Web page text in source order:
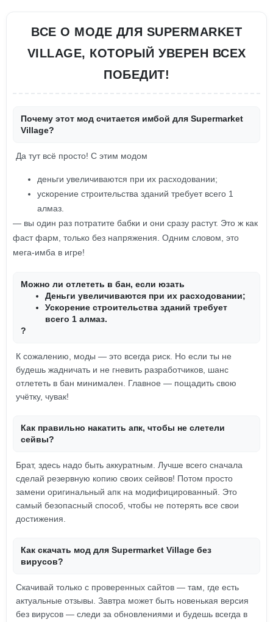
ВСЕ О МОДЕ ДЛЯ SUPERMARKET
VILLAGE, КОТОРЫЙ УВЕРЕН ВСЕХ
ПОБЕДИТ!
Почему этот мод считается имбой для Supermarket
Village?
Да тут всё просто! С этим модом
деньги увеличиваются при их расходовании;
ускорение строительства зданий требует всего 1
алмаз.
— вы один раз потратите бабки и они сразу растут. Это ж как
фаст фарм, только без напряжения. Одним словом, это
мега-имба в игре!
Можно ли отлететь в бан, если юзать
Деньги увеличиваются при их расходовании;
Ускорение строительства зданий требует
всего 1 алмаз.
?
К сожалению, моды — это всегда риск. Но если ты не
будешь жадничать и не гневить разработчиков, шанс
отлететь в бан минимален. Главное — пощадить свою
учётку, чувак!
Как правильно накатить апк, чтобы не слетели
сейвы?
Брат, здесь надо быть аккуратным. Лучше всего сначала
сделай резервную копию своих сейвов! Потом просто
замени оригинальный апк на модифицированный. Это
самый безопасный способ, чтобы не потерять все свои
достижения.
Как скачать мод для Supermarket Village без
вирусов?
Скачивай только с проверенных сайтов — там, где есть
актуальные отзывы. Завтра может быть новенькая версия
без вирусов — следи за обновлениями и будешь всегда в